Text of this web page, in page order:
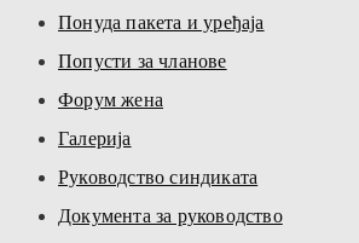
Понуда пакета и уређаја
Попусти за чланове
Форум жена
Галерија
Руководство синдиката
Документа за руководство